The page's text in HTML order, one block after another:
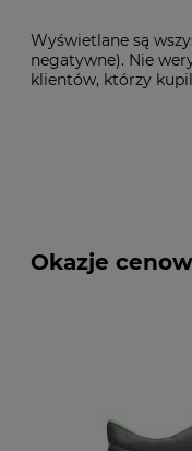
Wyświetlane są
negatywne). Nie
klientów, którzy
Okazje